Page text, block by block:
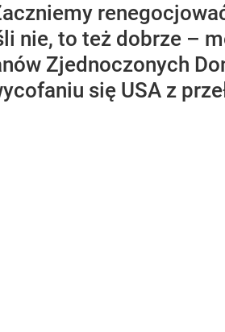
nie, to też dobrze –
Zjednoczonych
się USA z